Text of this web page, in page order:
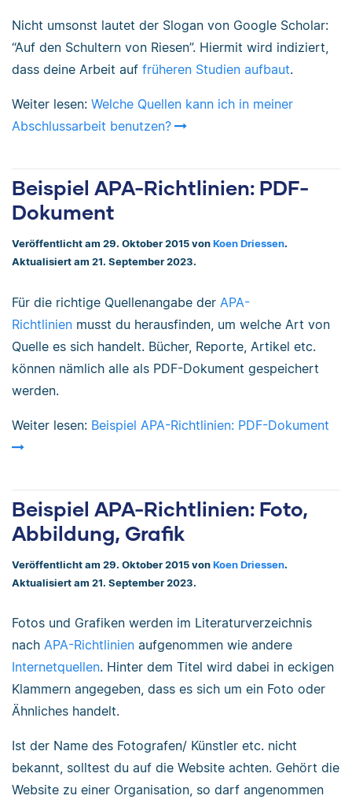
Nicht umsonst lautet der Slogan von Google Scholar:
“Auf den Schultern von Riesen”. Hiermit wird indiziert,
dass deine Arbeit auf früheren Studien aufbaut.
Weiter lesen: Welche Quellen kann ich in meiner
Abschlussarbeit benutzen?
Beispiel APA-Richtlinien: PDF-
Dokument
Veröffentlicht am 29. Oktober 2015 von Koen Driessen.
Aktualisiert am 21. September 2023.
Für die richtige Quellenangabe der APA-
Richtlinien musst du herausfinden, um welche Art von
Quelle es sich handelt. Bücher, Reporte, Artikel etc.
können nämlich alle als PDF-Dokument gespeichert
werden.
Weiter lesen: Beispiel APA-Richtlinien: PDF-Dokument
Beispiel APA-Richtlinien: Foto,
Abbildung, Grafik
Veröffentlicht am 29. Oktober 2015 von Koen Driessen.
Aktualisiert am 21. September 2023.
Fotos und Grafiken werden im Literaturverzeichnis
nach APA-Richtlinien aufgenommen wie andere
Internetquellen. Hinter dem Titel wird dabei in eckigen
Klammern angegeben, dass es sich um ein Foto oder
Ähnliches handelt.
Ist der Name des Fotografen/ Künstler etc. nicht
bekannt, solltest du auf die Website achten. Gehört die
Website zu einer Organisation, so darf angenommen